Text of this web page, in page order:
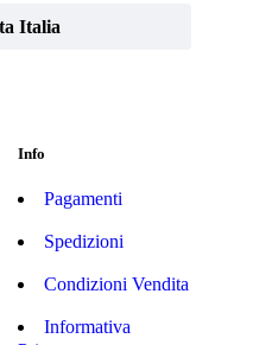
Italia
Info
Pagamenti
Spedizioni
Condizioni Vendita
Informativa